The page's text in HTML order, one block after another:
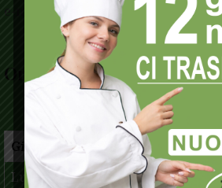
e-mail
olivepiupda@gmail.com
Orari apertura
Giorno Mattina
Lunedì
8:30 / 14:15